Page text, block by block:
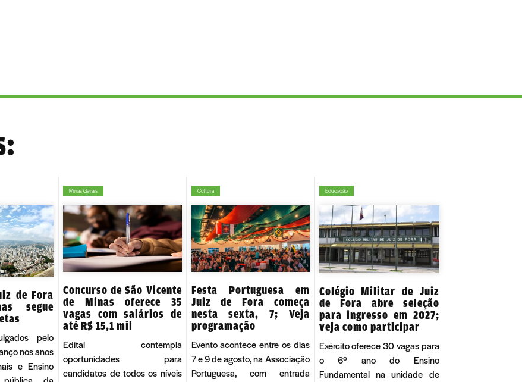
de Fora
segue
pelo
nos anos
e Ensino
Minas Gerais
Concurso de São Vicente
de Minas oferece 35
vagas com salários de
até R$ 15,1 mil
Edital contempla
oportunidades para
candidatos de todos os níveis
Cultura
Festa Portuguesa em
Juiz de Fora começa
nesta sexta, 7; Veja
programação
Evento acontece entre os dias
7 e 9 de agosto, na Associação
Portuguesa, com entrada
Educação
Colégio Militar de Juiz
de Fora abre seleção
para ingresso em 2027;
veja como participar
Exército oferece 30 vagas para
o 6º ano do Ensino
Fundamental na unidade de